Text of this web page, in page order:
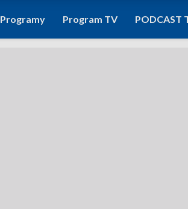
Programy Program TV PODCAST